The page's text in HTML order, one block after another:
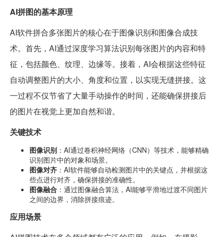
AI拼图的基本原理
AI软件拼合多张图片的核心在于图像识别和图像合成技
术。首先，AI通过深度学习算法识别每张图片的内容和特
征，包括颜色、纹理、边缘等。接着，AI会根据这些特征
自动调整图片的大小、角度和位置，以实现无缝拼接。这
一过程不仅节省了大量手动操作的时间，还能确保拼接后
的图片在视觉上更加自然和谐。
关键技术
图像识别 ：AI通过卷积神经网络（CNN）等技术，能够精确
识别图片中的对象和场景。
图像对齐 ：AI软件能够自动检测图片中的关键点，并根据这
些点进行对齐，确保拼接的准确性。
图像融合 ：通过图像融合算法，AI能够平滑地过渡不同图片
之间的边界，消除拼接痕迹。
应用场景